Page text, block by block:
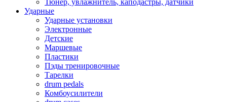
Тюнер, увлажнитель, каподастры, датчики
Ударные
Ударные установки
Электронные
Детские
Маршевые
Пластики
Пэды тренировочные
Тарелки
drum pedals
Комбоусилители